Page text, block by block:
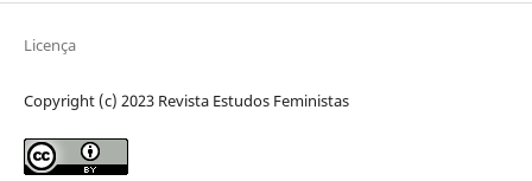
Licença
Copyright (c) 2023 Revista Estudos Feministas